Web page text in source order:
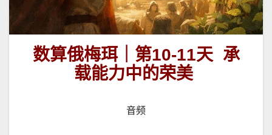
数算俄梅珥｜第10-11天 承
载能力中的荣美
音频